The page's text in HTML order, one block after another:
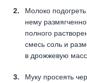
Молоко
нему
полного
смесь соль и
в дрожжевую
Муку просеять